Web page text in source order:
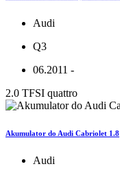
Audi
Q3
06.2011 -
2.0 TFSI quattro
Akumulator do Audi Cabriolet 1.8
Audi